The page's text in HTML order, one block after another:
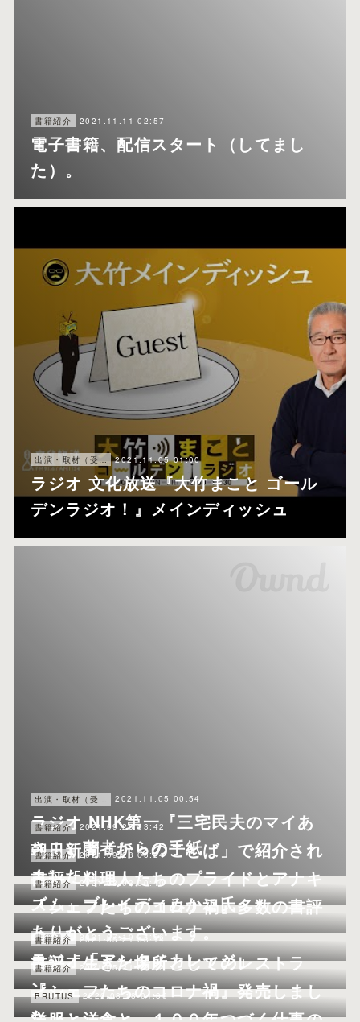
書籍紹介 2021.11.11 02:57
電子書籍、配信スタート（してまし
た）。
出演・取材（受けたほう） 2021.11.05 01:00
ラジオ 文化放送『大竹まこと ゴール
デンラジオ！』メインディッシュ
2021.11.05 00:54
ラジオ NHK第一『三宅民夫のマイあ
さ！』著者からの手紙
書籍紹介 2021.09.28 03:42
朝日新聞「折々のことば」で紹介され
ました
書籍紹介 2021.09.28 03:24
書評「料理人たちのプライドとアナキ
ズム」ブレイディみかこ氏
書籍紹介 2021.08.03 00:40
『シェフたちのコロナ禍』多数の書評
ありがとうございます。
書籍紹介 2021.07.10 04:56
ラジオ「アシタノカレッジ」
書籍紹介 2021.05.21 03:14
書評「生きた場所としてのレストラ
ン」
書籍紹介 2021.05.21 02:52
『シェフたちのコロナ禍』発売しまし
た。
BRUTUS 2020.08.18 01:39